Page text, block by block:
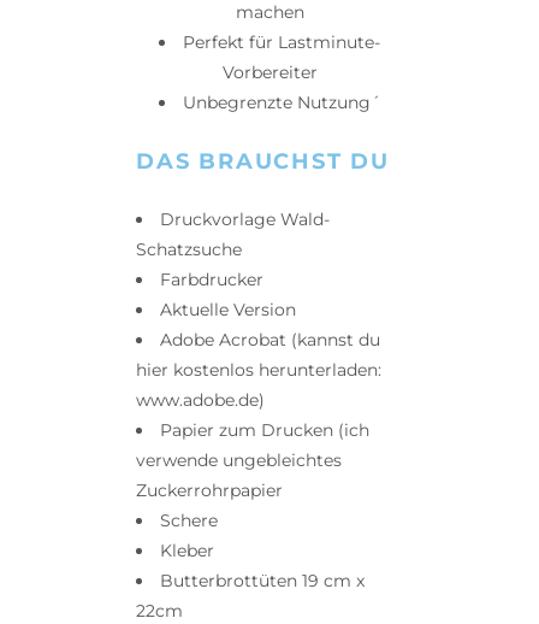
machen
Perfekt für Lastminute-
Vorbereiter
Unbegrenzte Nutzung´
DAS BRAUCHST DU
Druckvorlage Wald-
Schatzsuche
Farbdrucker
Aktuelle Version
Adobe Acrobat (kannst du
hier kostenlos herunterladen:
www.adobe.de)
Papier zum Drucken (ich
verwende ungebleichtes
Zuckerrohrpapier
Schere
Kleber
Butterbrottüten 19 cm x
22cm